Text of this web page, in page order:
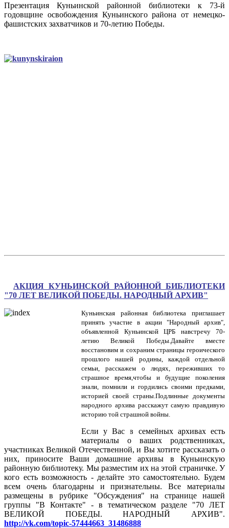
Презентация Куньинской районной библиотеки к 73-й
годовщине освобождения Куньинского района от немецко-
фашистских захватчиков и 70-летию Победы.
АКЦИЯ КУНЬИНСКОЙ РАЙОННОЙ БИБЛИОТЕКИ
"70 ЛЕТ ВЕЛИКОЙ ПОБЕДЫ. НАРОДНЫЙ АРХИВ"
Куньинская районная библиотека приглашает
принять участие в акции "Народный архив",
объявленной Куньинской ЦРБ навстречу 70-
летию Великой Победы.Давайте вместе
восстановим и сохраним страницы героического
прошлого нашей родины, каждой отдельной
семьи, расскажем о людях, переживших то
страшное время,чтобы и будущие поколения
знали, помнили и гордились своими предками,
историей своей страны.Подлинные документы
народного архива расскажут самую правдивую
историю той страшной войны.
Если у Вас в семейных архивах есть
материалы о ваших родственниках,
участниках Великой Отечественной, и Вы хотите рассказать о
них, приносите Ваши домашние архивы в Куньинскую
районную библиотеку. Мы разместим их на этой страничке. У
кого есть возможность - делайте это самостоятельно. Будем
всем очень благодарны и признательны. Все материалы
размещены в рубрике "Обсуждения" на странице нашей
группы "В Контакте" - в тематическом разделе "70 ЛЕТ
ВЕЛИКОЙ ПОБЕДЫ. НАРОДНЫЙ АРХИВ".
http://vk.com/topic-57444663_31486888